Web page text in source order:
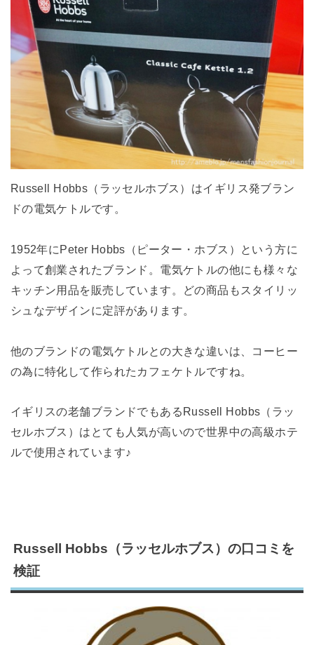
Russell Hobbs（ラッセルホブス）はイギリス発ブラン
ドの電気ケトルです。
1952年にPeter Hobbs（ピーター・ホブス）という方に
よって創業されたブランド。電気ケトルの他にも様々な
キッチン用品を販売しています。どの商品もスタイリッ
シュなデザインに定評があります。
他のブランドの電気ケトルとの大きな違いは、コーヒー
の為に特化して作られたカフェケトルですね。
イギリスの老舗ブランドでもあるRussell Hobbs（ラッ
セルホブス）はとても人気が高いので世界中の高級ホテ
ルで使用されています♪
Russell Hobbs（ラッセルホブス）の口コミを
検証